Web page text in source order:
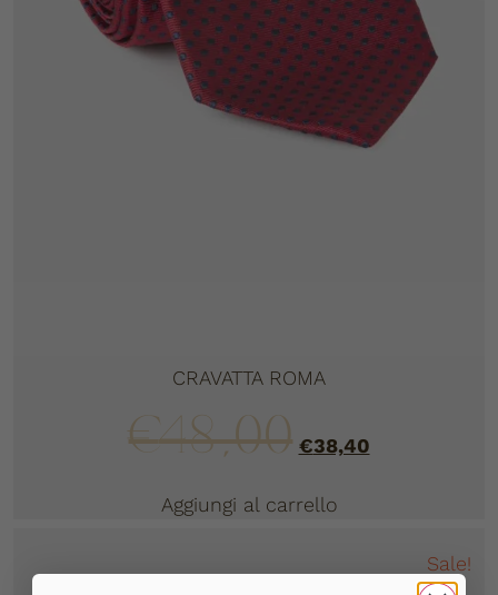
CRAVATTA ROMA
€48,00 €38,40
Aggiungi al carrello
Sale!